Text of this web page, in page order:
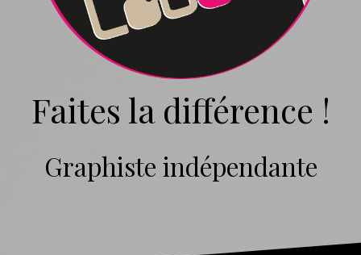
Faites la différence !
Graphiste indépendante